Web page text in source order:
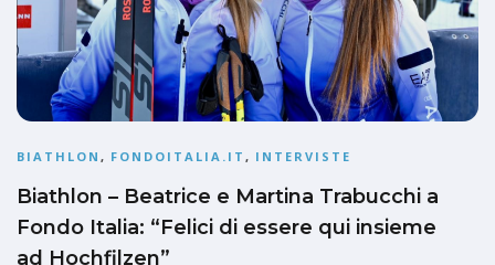
BIATHLON , FONDOITALIA.IT , INTERVISTE
Biathlon – Beatrice e Martina Trabucchi a
Fondo Italia: “Felici di essere qui insieme
ad Hochfilzen”